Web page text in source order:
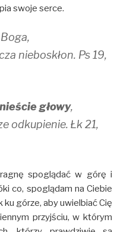
swoje serce.
nieboskłon. Ps 19,
głowy,
odkupienie. Łk 21,
spoglądać w górę i
co, spoglądam na Ciebie
górze, aby uwielbiać Cię
przyjściu, w którym